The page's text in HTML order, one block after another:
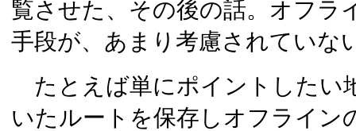
覧させた、その後の話。オフラ
手段が、あまり考慮されていな
たとえば単にポイントしたい
いたルートを保存しオフライン